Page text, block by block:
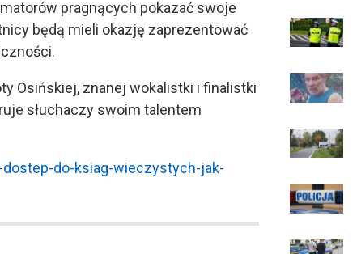
pragnących pokazać swoje
będą mieli okazję zaprezentować
Osińskiej, znanej wokalistki i finalistki
słuchaczy swoim talentem
do-ksiag-wieczystych-jak-